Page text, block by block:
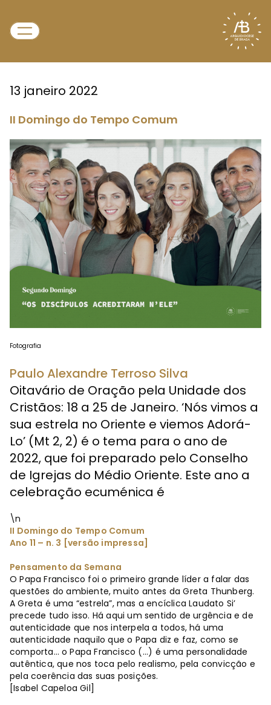
13 janeiro 2022
II Domingo do Tempo Comum
Fotografia
Paulo Alexandre Terroso Silva
Oitavário de Oração pela Unidade dos
Cristãos: 18 a 25 de Janeiro. ‘Nós vimos a
sua estrela no Oriente e viemos Adorá-
Lo’ (Mt 2, 2) é o tema para o ano de
2022, que foi preparado pelo Conselho
de Igrejas do Médio Oriente. Este ano a
celebração ecuménica é
\n
II Domingo do Tempo Comum
Ano 11 – n. 3 [versão impressa]
Pensamento da Semana
O Papa Francisco foi o primeiro grande líder a falar das
questões do ambiente, muito antes da Greta Thunberg.
A Greta é uma “estrela”, mas a encíclica Laudato Si’
precede tudo isso. Há aqui um sentido de urgência e de
autenticidade que nos interpela a todos, há uma
autenticidade naquilo que o Papa diz e faz, como se
comporta… o Papa Francisco (...) é uma personalidade
autêntica, que nos toca pelo realismo, pela convicção e
pela coerência das suas posições.
[Isabel Capeloa Gil]